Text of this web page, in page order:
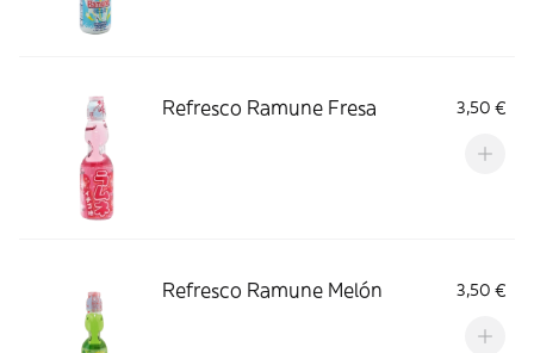
Refresco Ramune Fresa 3,50 €
Refresco Ramune Melón 3,50 €